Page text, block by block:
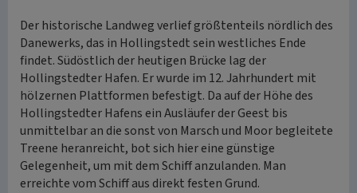
Der historische Landweg verlief größtenteils nördlich des
Danewerks, das in Hollingstedt sein westliches Ende
findet. Südöstlich der heutigen Brücke lag der
Hollingstedter Hafen. Er wurde im 12. Jahrhundert mit
hölzernen Plattformen befestigt. Da auf der Höhe des
Hollingstedter Hafens ein Ausläufer der Geest bis
unmittelbar an die sonst von Marsch und Moor begleitete
Treene heranreicht, bot sich hier eine günstige
Gelegenheit, um mit dem Schiff anzulanden. Man
erreichte vom Schiff aus direkt festen Grund.